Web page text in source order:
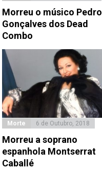
Morreu o músico Pedro
Gonçalves dos Dead
Combo
Morte 6 de Outubro, 2018
Morreu a soprano
espanhola Montserrat
Caballé